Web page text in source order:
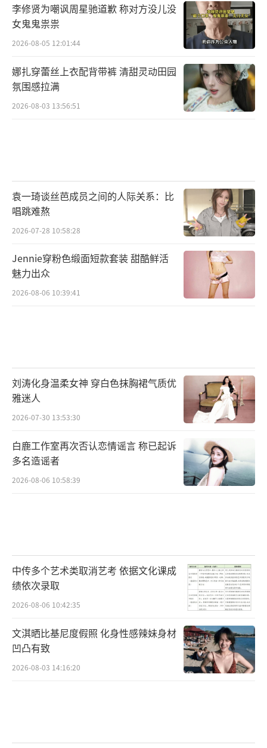
李修贤为嘲讽周星驰道歉 称对方没儿没
女鬼鬼祟祟
2026-08-05 12:01:44
娜扎穿蕾丝上衣配背带裤 清甜灵动田园
氛围感拉满
2026-08-03 13:56:51
袁一琦谈丝芭成员之间的人际关系：比
唱跳难熬
2026-07-28 10:58:28
Jennie穿粉色缎面短款套装 甜酷鲜活
魅力出众
2026-08-06 10:39:41
刘涛化身温柔女神 穿白色抹胸裙气质优
雅迷人
2026-07-30 13:53:30
白鹿工作室再次否认恋情谣言 称已起诉
多名造谣者
2026-08-06 10:58:39
中传多个艺术类取消艺考 依据文化课成
绩依次录取
2026-08-06 10:42:35
文淇晒比基尼度假照 化身性感辣妹身材
凹凸有致
2026-08-03 14:16:20